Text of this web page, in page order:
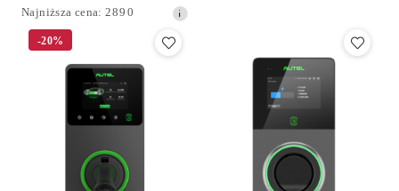
promocyjna:
Najniższa
cena
Najniższa cena: 2890
-20%